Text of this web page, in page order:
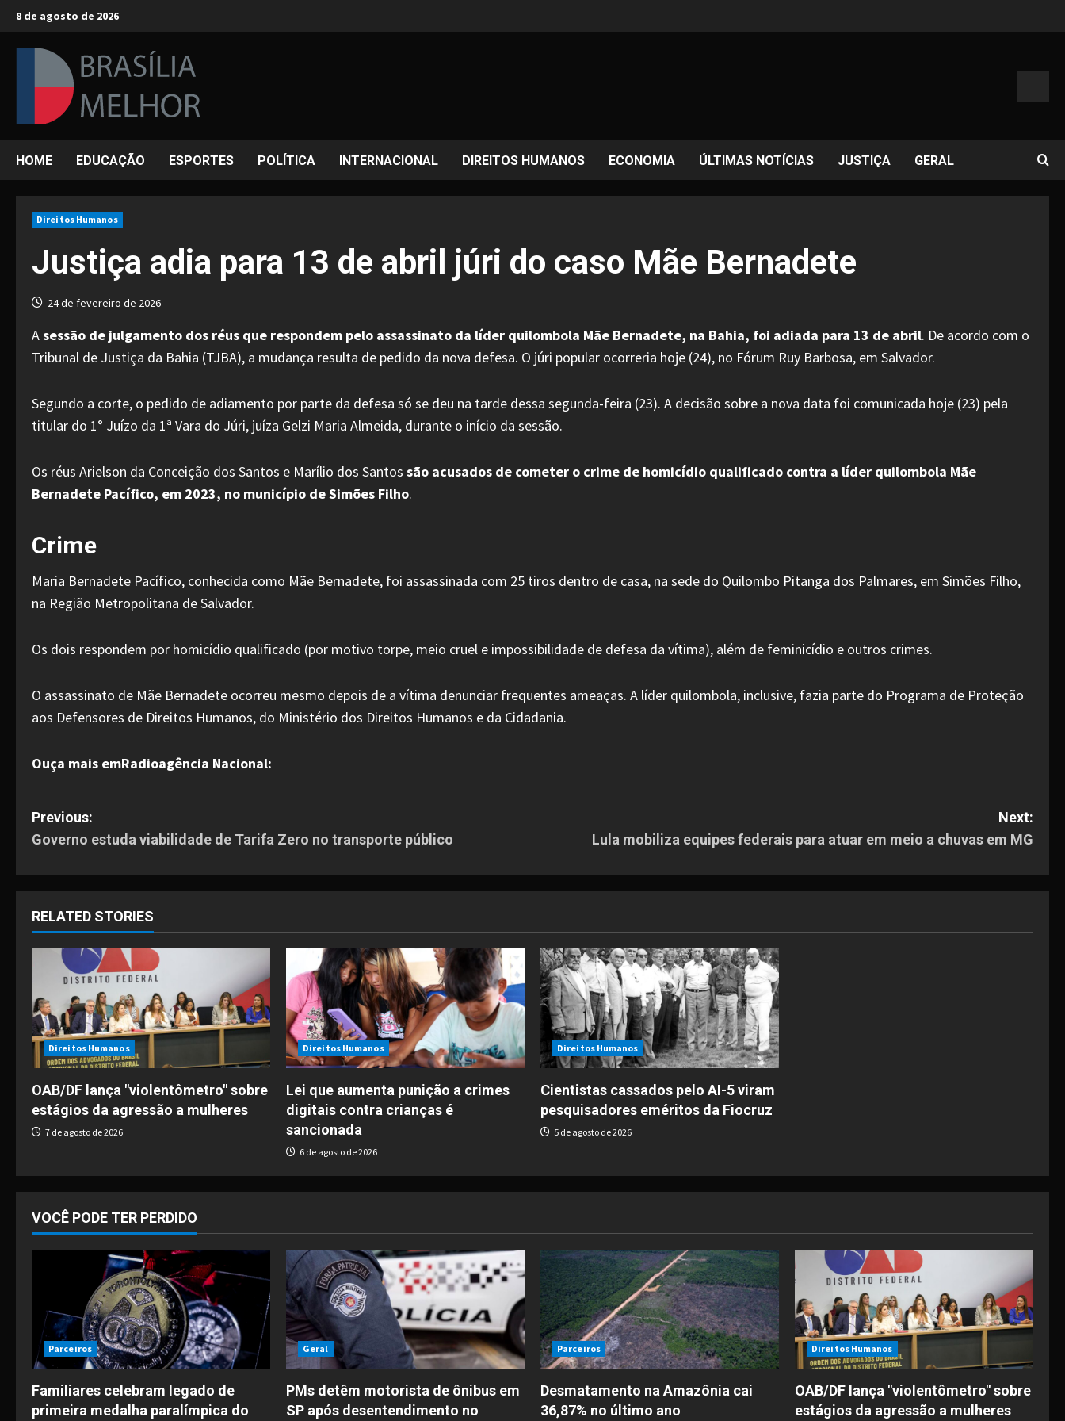
Skip
content
8 de agosto de 2026
HOME EDUCAÇÃO ESPORTES POLÍTICA INTERNACIONAL DIREITOS HUMANOS ECONOMIA ÚLTIMAS NOTÍCIAS JUSTIÇA GERAL
Direitos Humanos
Justiça adia para 13 de abril júri do caso Mãe Bernadete
24 de fevereiro de 2026
Asessão de julgamento dos réus que respondem pelo assassinato da líder quilombola Mãe Bernadete, na Bahia, foi adiada para 13 de abril. De acordo com o
Tribunal de Justiça da Bahia (TJBA), a mudança resulta de pedido da nova defesa. O júri popular ocorreria hoje (24), no Fórum Ruy Barbosa, em Salvador.
Segundo a corte, o pedido de adiamento por parte da defesa só se deu na tarde dessa segunda-feira (23). A decisão sobre a nova data foi comunicada hoje (23) pela
titular do 1° Juízo da 1ª Vara do Júri, juíza Gelzi Maria Almeida, durante o início da sessão.
Os réus Arielson da Conceição dos Santos e Marílio dos Santos são acusados de cometer o crime de homicídio qualificado contra a líder quilombola Mãe
Bernadete Pacífico, em 2023, no município de Simões Filho.
Crime
Maria Bernadete Pacífico, conhecida como Mãe Bernadete, foi assassinada com 25 tiros dentro de casa, na sede do Quilombo Pitanga dos Palmares, em Simões Filho,
na Região Metropolitana de Salvador.
Os dois respondem por homicídio qualificado (por motivo torpe, meio cruel e impossibilidade de defesa da vítima), além de feminicídio e outros crimes.
O assassinato de Mãe Bernadete ocorreu mesmo depois de a vítima denunciar frequentes ameaças. A líder quilombola, inclusive, fazia parte do Programa de Proteção
aos Defensores de Direitos Humanos, do Ministério dos Direitos Humanos e da Cidadania.
Ouça mais emRadioagência Nacional:
P
s
t
n
a
v
i
g
a
i
o
n
Previous:
Governo estuda viabilidade de Tarifa Zero no transporte público
Next:
Lula mobiliza equipes federais para atuar em meio a chuvas em MG
RELATED STORIES
Direitos Humanos
OAB/DF lança "violentômetro" sobre
estágios da agressão a mulheres
7 de agosto de 2026
Direitos Humanos
Lei que aumenta punição a crimes
digitais contra crianças é
sancionada
6 de agosto de 2026
Direitos Humanos
Cientistas cassados pelo AI-5 viram
pesquisadores eméritos da Fiocruz
5 de agosto de 2026
VOCÊ PODE TER PERDIDO
Parceiros
Familiares celebram legado de
primeira medalha paralímpica do
Geral
PMs detêm motorista de ônibus em
SP após desentendimento no
Parceiros
Desmatamento na Amazônia cai
36,87% no último ano
Direitos Humanos
OAB/DF lança "violentômetro" sobre
estágios da agressão a mulheres